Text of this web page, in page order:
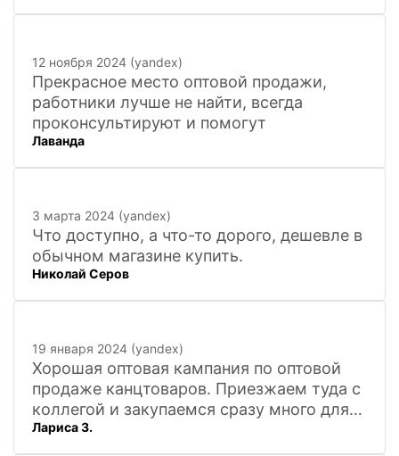
12 ноября 2024 (yandex)
Прекрасное место оптовой продажи,
работники лучше не найти, всегда
проконсультируют и помогут
Лаванда
3 марта 2024 (yandex)
Что доступно, а что-то дорого, дешевле в
обычном магазине купить.
Николай Серов
19 января 2024 (yandex)
Хорошая оптовая кампания по оптовой
продаже канцтоваров. Приезжаем туда с
коллегой и закупаемся сразу много для
офиса. Удобно. Есть практически всё, что
нужно, и по хорошим ценам. Вежливый
Лариса З.